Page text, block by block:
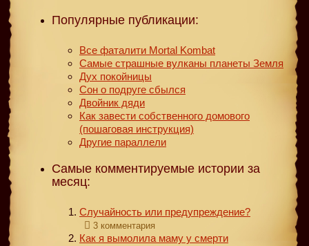
Популярные публикации:
Все фаталити Mortal Kombat
Самые страшные вулканы планеты Земля
Дух покойницы
Сон о подруге сбылся
Двойник дяди
Как завести собственного домового
(пошаговая инструкция)
Другие параллели
Самые комментируемые истории за
месяц:
Случайность или предупреждение?
3 комментария
Как я вымолила маму у смерти